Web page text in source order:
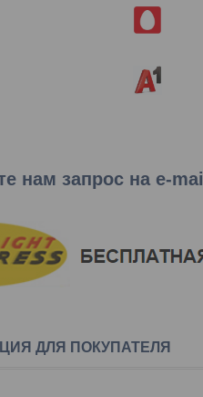
нам запрос на e-mail
ДЛЯ ПОКУПАТЕЛЯ